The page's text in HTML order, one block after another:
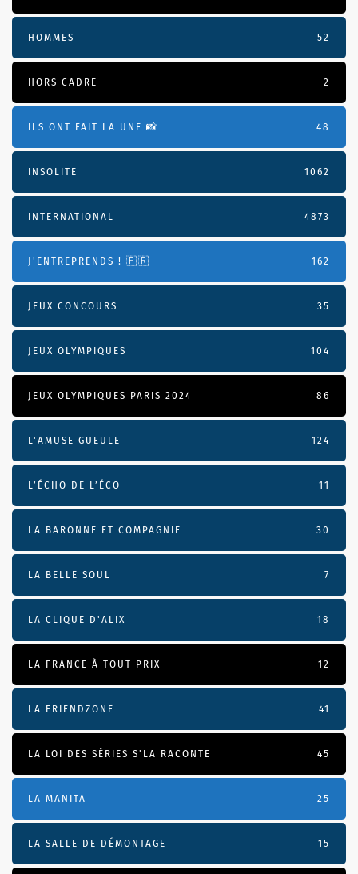
HOMMES 52
HORS CADRE 2
ILS ONT FAIT LA UNE 📸 48
INSOLITE 1062
INTERNATIONAL 4873
J'ENTREPRENDS ! 🇫🇷 162
JEUX CONCOURS 35
JEUX OLYMPIQUES 104
JEUX OLYMPIQUES PARIS 2024 86
L'AMUSE GUEULE 124
L’ÉCHO DE L’ÉCO 11
LA BARONNE ET COMPAGNIE 30
LA BELLE SOUL 7
LA CLIQUE D'ALIX 18
LA FRANCE À TOUT PRIX 12
LA FRIENDZONE 41
LA LOI DES SÉRIES S'LA RACONTE 45
LA MANITA 25
LA SALLE DE DÉMONTAGE 15